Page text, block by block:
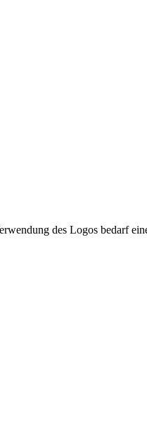
des Logos bedarf